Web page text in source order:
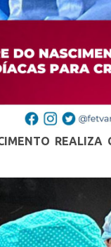
REALIZA